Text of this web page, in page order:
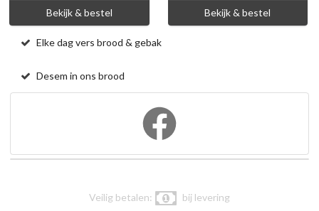
Bekijk & bestel Bekijk & bestel
Elke dag vers brood & gebak
Desem in ons brood
Veilig betalen: bij levering